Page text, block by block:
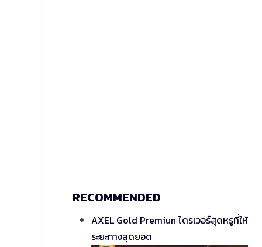
RECOMMENDED
AXEL Gold Premiun ไดรเวอร์สุดหรูที่ให้
ระยะทางสุดยอด